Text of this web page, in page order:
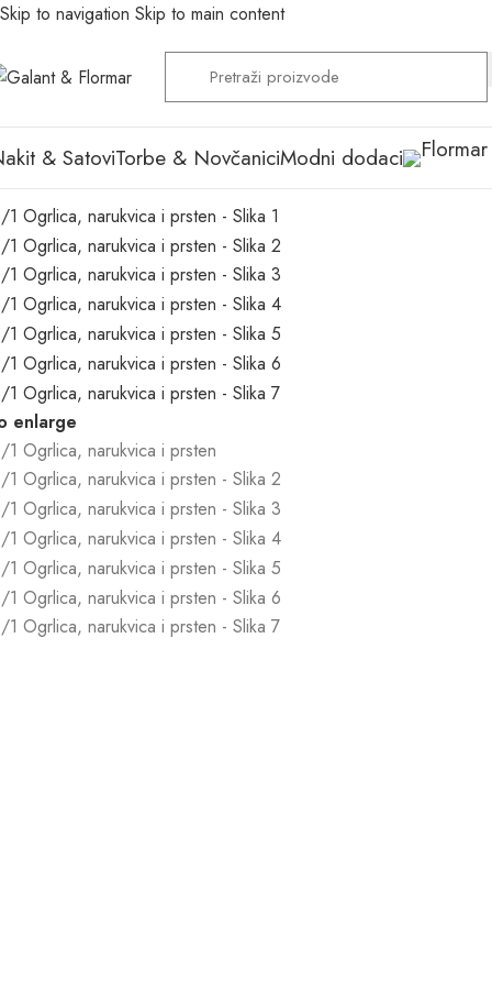
Skip to navigation Skip to main content
& SatoviTorbe & NovčaniciModni dodaci
enlarge